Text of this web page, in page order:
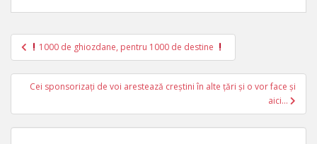
Post
navigation
1000 de ghiozdane, pentru 1000 de destine
Cei sponsorizați de voi arestează creștini în alte țări și o vor face și
aici…